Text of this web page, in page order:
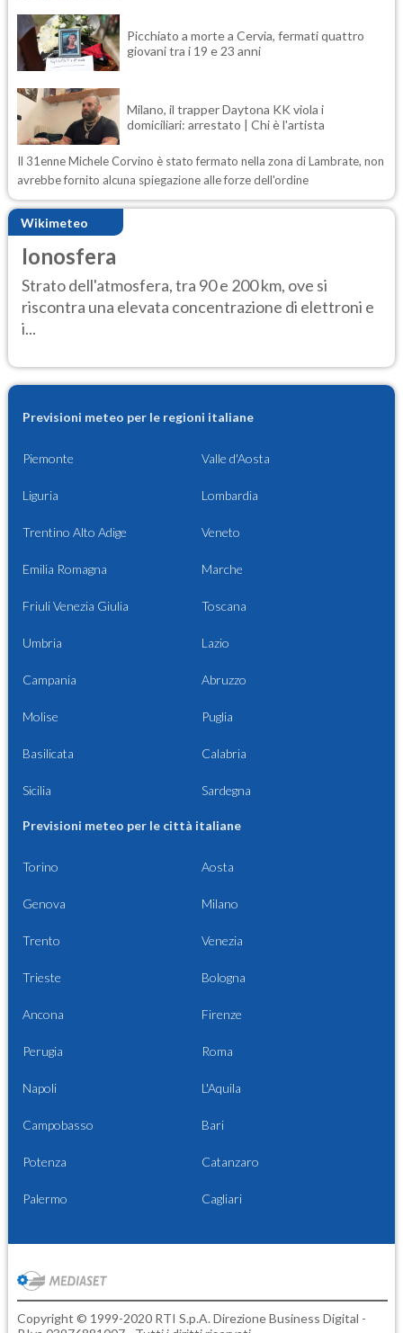
Picchiato a morte a Cervia, fermati quattro
giovani tra i 19 e 23 anni
Milano, il trapper Daytona KK viola i
domiciliari: arrestato | Chi è l'artista
Il 31enne Michele Corvino è stato fermato nella zona di Lambrate, non
avrebbe fornito alcuna spiegazione alle forze dell'ordine
Wikimeteo
Ionosfera
Strato dell'atmosfera, tra 90 e 200 km, ove si
riscontra una elevata concentrazione di elettroni e
i...
Previsioni meteo per le regioni italiane
Piemonte Valle d'Aosta
Liguria Lombardia
Trentino Alto Adige Veneto
Emilia Romagna Marche
Friuli Venezia Giulia Toscana
Umbria Lazio
Campania Abruzzo
Molise Puglia
Basilicata Calabria
Sicilia Sardegna
Previsioni meteo per le città italiane
Torino Aosta
Genova Milano
Trento Venezia
Trieste Bologna
Ancona Firenze
Perugia Roma
Napoli L'Aquila
Campobasso Bari
Potenza Catanzaro
Palermo Cagliari
Copyright © 1999-2020 RTI S.p.A. Direzione Business Digital -